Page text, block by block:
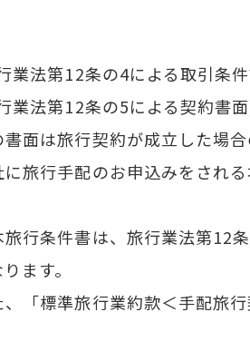
業法第12条の4による取引条
業法第12条の5による契約書
書面は旅行契約が成立した場
に旅行手配のお申込みをされ
行条件書は、旅行業法第12
ます。
、「標準旅行業約款＜手配旅